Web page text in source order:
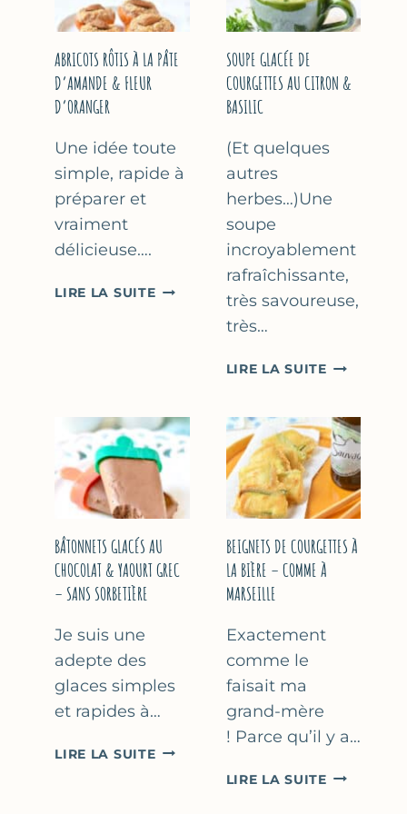
THYM
NOISETTES
SUCRÉ
ABRICOTS RÔTIS À LA PÂTE
D’AMANDE & FLEUR
D’ORANGER
Une idée toute
simple, rapide à
préparer et
vraiment
délicieuse….
LIRE LA SUITEABRICOTS
&
FLEUR
D’ORANGER
SOUPE GLACÉE DE
COURGETTES AU CITRON &
BASILIC
(Et quelques
autres
herbes…)Une
soupe
incroyablement
rafraîchissante,
très savoureuse,
très…
LIRE LA SUITESOUPE
AU
CITRON
&
BASILIC
BÂTONNETS GLACÉS AU
CHOCOLAT & YAOURT GREC
– SANS SORBETIÈRE
Je suis une
adepte des
glaces simples
et rapides à…
LIRE LA SUITEBÂTONNETS
BEIGNETS DE COURGETTES À
LA BIÈRE – COMME À
MARSEILLE
Exactement
comme le
faisait ma
grand-mère
! Parce qu’il y a…
LIRE LA SUITEBEIGNETS